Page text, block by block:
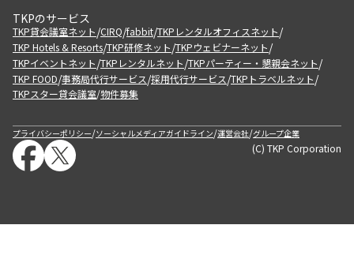
TKPのサービス
TKP貸会議室ネット/CIRQ/fabbit/TKPレンタルオフィスネット/
TKP Hotels & Resorts/TKP研修ネット/TKPウェビナーネット/
TKPイベントネット/TKPレンタルネット/TKPパーティー・懇親会ネット/
TKP FOOD/事務局代行サービス/採用代行サービス/TKPトラベルネット/
TKPスター貸会議室/物件募集
プライバシーポリシー/ソーシャルメディアガイドライン/運営会社/グループ企業
(C) TKP Corporation